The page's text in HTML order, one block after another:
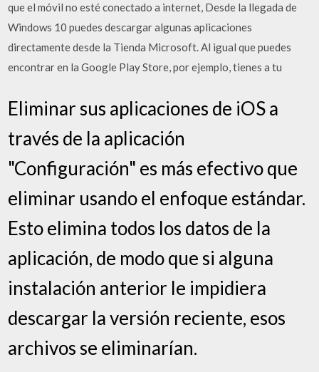
que el móvil no esté conectado a internet, Desde la llegada de
Windows 10 puedes descargar algunas aplicaciones
directamente desde la Tienda Microsoft. Al igual que puedes
encontrar en la Google Play Store, por ejemplo, tienes a tu
Eliminar sus aplicaciones de iOS a
través de la aplicación
"Configuración" es más efectivo que
eliminar usando el enfoque estándar.
Esto elimina todos los datos de la
aplicación, de modo que si alguna
instalación anterior le impidiera
descargar la versión reciente, esos
archivos se eliminarían.